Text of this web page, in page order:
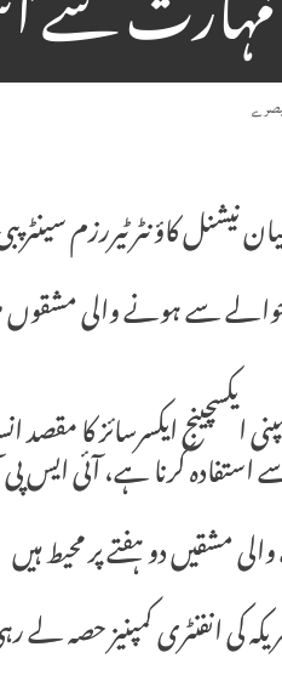
نیشنل کاؤنٹر ٹیررزم
سے ہونے والی مشقوں
ایکسچینج ایکسرسائز
کرنا ہے، آئی ایس
کی انفنٹری کمپنیز حصہ لے